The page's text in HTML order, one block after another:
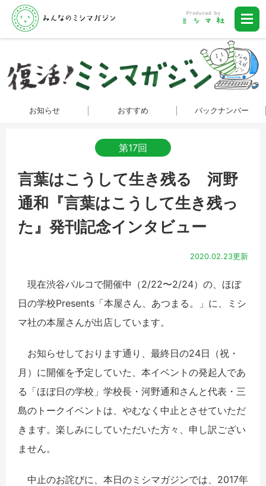
お知らせ おすすめ バックナンバー
第17回
言葉はこうして生き残る 河野
通和『言葉はこうして生き残っ
た』発刊記念インタビュー
2020.02.23更新
現在渋谷パルコで開催中（2/22〜2/24）の、ほぼ
日の学校Presents「本屋さん、あつまる。」に、ミシ
マ社の本屋さんが出店しています。
お知らせしております通り、最終日の24日（祝・
月）に開催を予定していた、本イベントの発起人であ
る「ほぼ日の学校」学校長・河野通和さんと代表・三
島のトークイベントは、やむなく中止とさせていただ
きます。楽しみにしていただいた方々、申し訳ござい
ません。
中止のお詫びに、本日のミシマガジンでは、2017年